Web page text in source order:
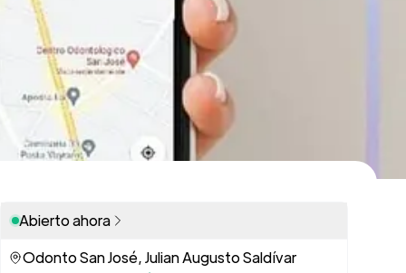
Abierto ahora
Odonto San José, Julian Augusto Saldívar